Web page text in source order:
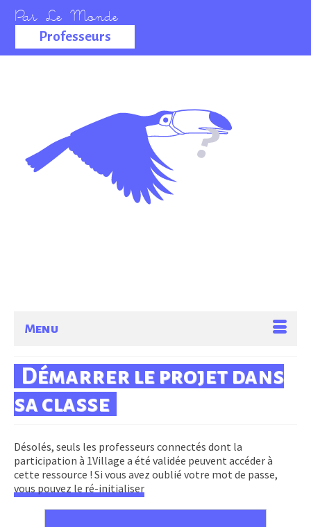
Professeurs
La salle des
professeurs
Menu
Démarrer le projet dans
sa classe
Désolés, seuls les professeurs connectés dont la
participation à 1Village a été validée peuvent accéder à
cette ressource ! Si vous avez oublié votre mot de passe,
vous pouvez le ré-initialiser